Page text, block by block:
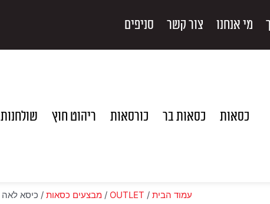
מי אנחנו צור קשר סניפים
כסאות כסאות בר כורסאות ריהוט חוץ שולחנות
עמוד הבית /
OUTLET
/ מבצעים כסאות / כיסא לאה